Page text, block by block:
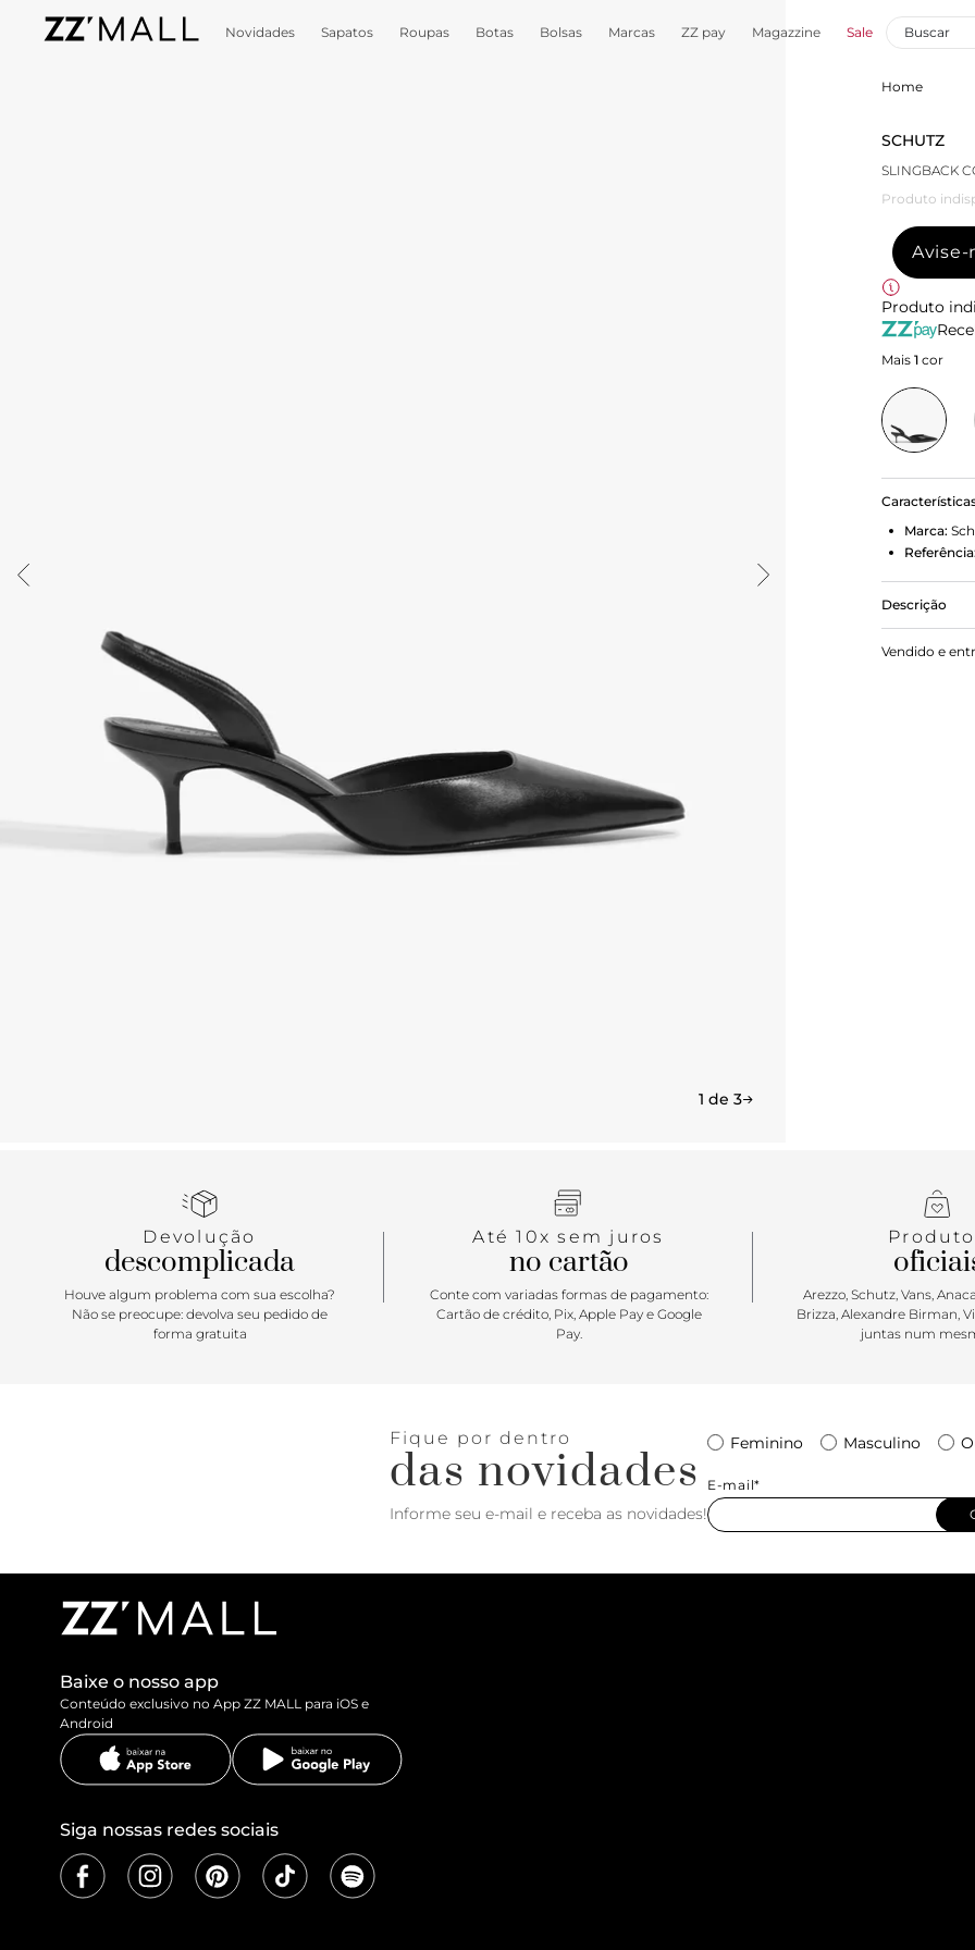
Novidades Sapatos Roupas Botas Bolsas Marcas ZZ pay Magazzine Sale
1 de 3
Home
SCHUTZ
SLINGBACK
Produto
Avise-
Produto
Mais 1 cor
Marca:
Referência:
Descrição
Elegante e
Vendido e
Devolução
descomplicada
Houve algum problema com sua escolha?
Não se preocupe: devolva seu pedido de
forma gratuita
Até 10x sem juros
no cartão
Conte com variadas formas de pagamento:
Cartão de crédito, Pix, Apple Pay e Google
Pay.
Arezzo, Schutz, Vans,
Brizza, Alexandre Birman,
juntas num
Fique por dentro
das novidades
Informe seu e-mail e receba as novidades!
Feminino Masculino
E-mail*
Baixe o nosso app
Conteúdo exclusivo no App ZZ MALL para iOS e
Android
Siga nossas redes sociais